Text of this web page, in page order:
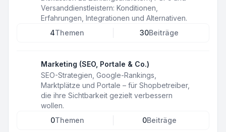
Versanddienstleistern: Konditionen,
Erfahrungen, Integrationen und Alternativen.
4Themen 30Beiträge
Marketing (SEO, Portale & Co.)
SEO-Strategien, Google-Rankings,
Marktplätze und Portale – für Shopbetreiber,
die ihre Sichtbarkeit gezielt verbessern
wollen.
0Themen 0Beiträge